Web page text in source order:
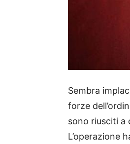
Sembra
forze
sono riusciti a
L’operazione